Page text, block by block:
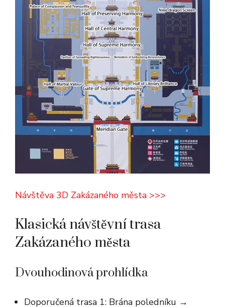
Návštěva 3D Zakázaného města >>>
Klasická návštěvní trasa
Zakázaného města
Dvouhodinová prohlídka
Doporučená trasa 1: Brána poledníku →